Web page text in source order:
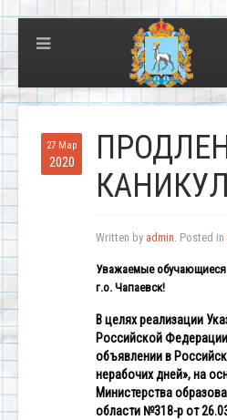
27 Мар
2020
КАНИКУЛ
Written by admin. Posted in
Уважаемые
г.о. Чапаевск!
В целях реализации
Российской
объявлении в
нерабочих дней», на
Министерства
области №318-р от